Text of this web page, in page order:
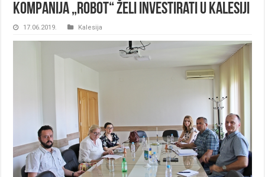
Kompanija „Robot“ želi investirati u Kalesiji
17.06.2019. Kalesija